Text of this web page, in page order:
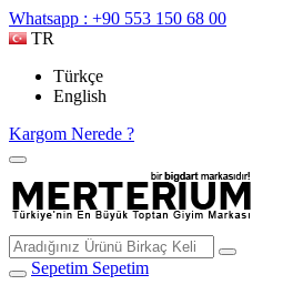
Whatsapp : +90 553 150 68 00
TR
Türkçe
English
Kargom Nerede ?
Sepetim Sepetim